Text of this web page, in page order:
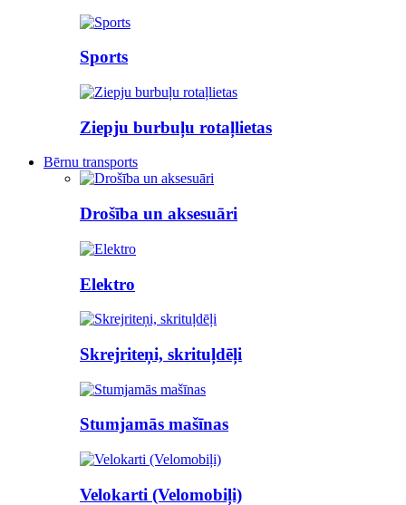
Sports
Ziepju burbuļu rotaļlietas
Bērnu transports
Drošība un aksesuāri
Elektro
Skrejriteņi, skrituļdēļi
Stumjamās mašīnas
Velokarti (Velomobiļi)